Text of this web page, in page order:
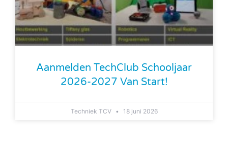
Aanmelden TechClub Schooljaar
2026-2027 Van Start!
Techniek TCV 18 juni 2026